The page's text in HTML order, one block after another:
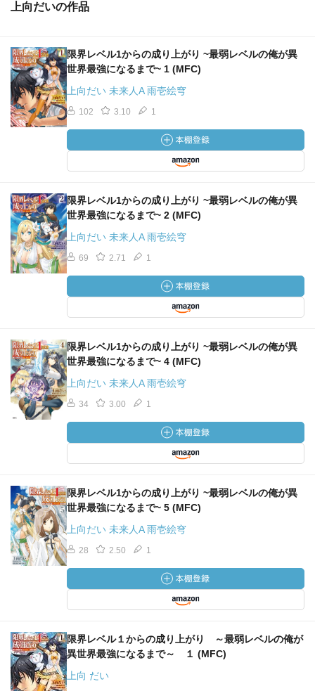
だろうか……？
そういや、メクは異世界人を召喚する大秘術を扱える人間
が居るなんて信じられないというスタンスのようだけど、
テツヤ達を召喚したあの魔術士は何か得体の知れない正体
とかが有ったりするんだろうか？
あと、一緒に召喚されたあの少女はどうなったんだろう？
上向だいの作品
限界レベル1からの成り上がり ~最弱レベルの俺が異
世界最強になるまで~ 1 (MFC)
上向だい 未来人A 雨壱絵穹
102 3.10 1
限界レベル1からの成り上がり ~最弱レベルの俺が異
世界最強になるまで~ 2 (MFC)
上向だい 未来人A 雨壱絵穹
69 2.71 1
限界レベル1からの成り上がり ~最弱レベルの俺が異
世界最強になるまで~ 4 (MFC)
上向だい 未来人A 雨壱絵穹
34 3.00 1
限界レベル1からの成り上がり ~最弱レベルの俺が異
世界最強になるまで~ 5 (MFC)
上向だい 未来人A 雨壱絵穹
28 2.50 1
限界レベル１からの成り上がり ～最弱レベルの俺が
異世界最強になるまで～ １ (MFC)
上向 だい